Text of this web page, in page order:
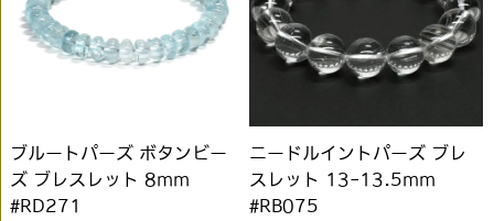
ブルートパーズ ボタンビー
ズ ブレスレット 8mm
#RD271
ニードルイントパーズ ブレ
スレット 13-13.5mm
#RB075